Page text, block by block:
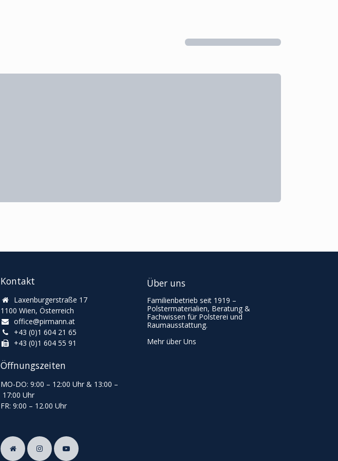
Kontakt
Laxenburgerstraße 17
1100 Wien, Österreich
office@pirmann.at
+43 (0)1 604 21 65
+43 (0)1 604 55 91
Öffnungszeiten
MO-DO: 9:00 – 12:00 Uhr & 13:00 –
17:00 Uhr
FR: 9:00 – 12.00 Uhr
Über uns
Familienbetrieb seit 1919 –
Polstermaterialien, Beratung &
Fachwissen für Polsterei und
Raumausstattung.
Mehr über Uns